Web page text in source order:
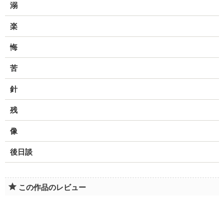
溺
楽
悔
苦
針
残
像
後日談
この作品のレビュー